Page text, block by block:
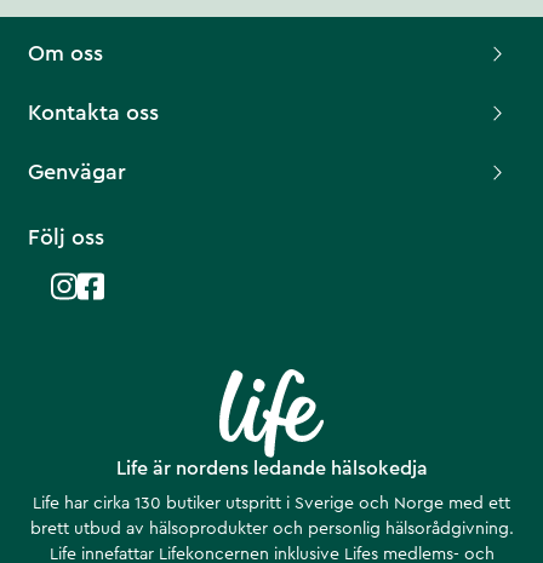
Life är nordens ledande hälsokedja
Life har cirka 130 butiker utspritt i Sverige och Norge med ett
brett utbud av hälsoprodukter och personlig hälsorådgivning.
Life innefattar Lifekoncernen inklusive Lifes medlems- och
Om oss
Kontakta oss
Genvägar
Följ oss